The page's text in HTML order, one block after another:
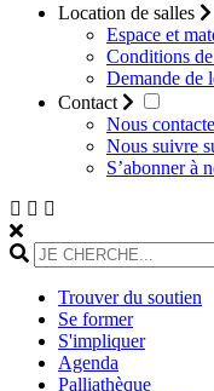
Location de salles
Espace et
Conditions
Demande de
Contact
Nous
Nous suivre
S’abonner à
Trouver du soutien
Se former
S'impliquer
Agenda
Palliathèque